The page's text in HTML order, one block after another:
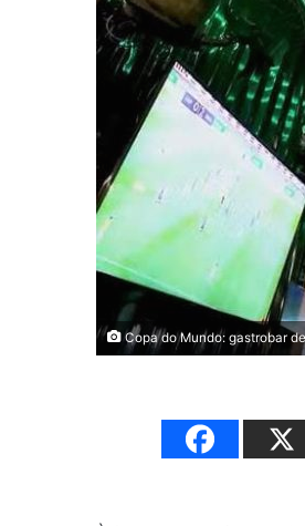
Copa do Mundo: gastrobar